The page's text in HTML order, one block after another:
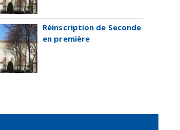
Réinscription de Seconde
en première